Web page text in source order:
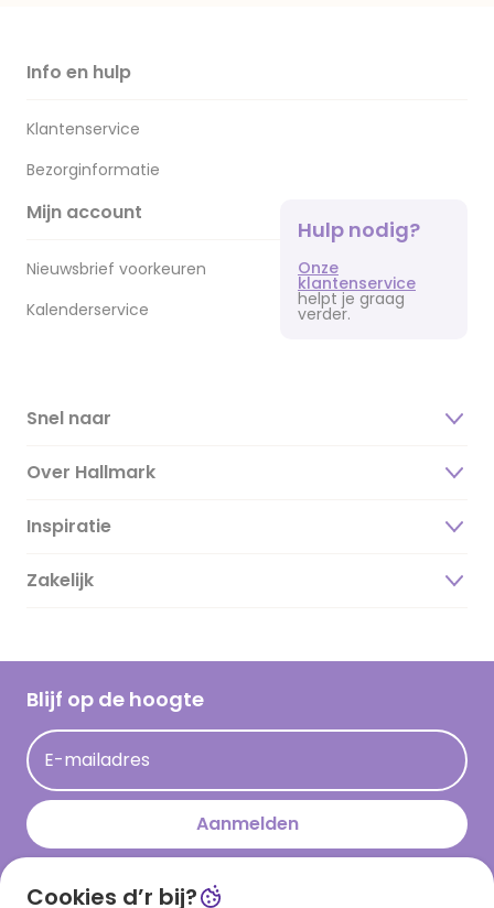
Info en hulp
Klantenservice
Bezorginformatie
Mijn account
Nieuwsbrief voorkeuren
Kalenderservice
Hulp nodig?
Onze
klantenservice
helpt je graag
verder.
Snel naar
Over Hallmark
Over ons
Duurzaamheid
Hallmark Kaartclub
Acties
Persberichten
Hallmark en Kinderpostzegels
Inspiratie
Magazine
Cadeau inspiratie
Kaartinspiratie
Zakelijk
Blijf op de hoogte
E-mailadres
Aanmelden
Cookies d’r bij?